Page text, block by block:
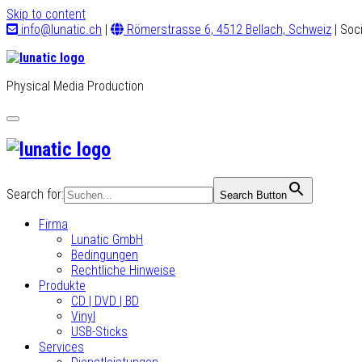
Skip to content
info@lunatic.ch | Römerstrasse 6, 4512 Bellach, Schweiz |
Physical Media Production
Toggle
navigation
Search for: Search Button
Firma
Lunatic GmbH
Bedingungen
Rechtliche Hinweise
Produkte
CD | DVD | BD
Vinyl
USB-Sticks
Services